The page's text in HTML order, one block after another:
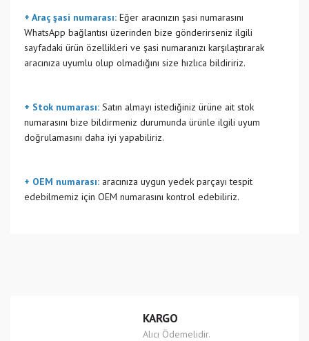
+ Araç şasi numarası: Eğer aracınızın şasi numarasını
WhatsApp bağlantısı üzerinden bize gönderirseniz ilgili
sayfadaki ürün özellikleri ve şasi numaranızı karşılaştırarak
aracınıza uyumlu olup olmadığını size hızlıca bildiririz.
+ Stok numarası: Satın almayı istediğiniz ürüne ait stok
numarasını bize bildirmeniz durumunda ürünle ilgili uyum
doğrulamasını daha iyi yapabiliriz.
+ OEM numarası: aracınıza uygun yedek parçayı tespit
edebilmemiz için OEM numarasını kontrol edebiliriz.
Ürün açıklamasında eksik bilgiler bulunuyor.
KARGO
Alıcı Ödemelidir.